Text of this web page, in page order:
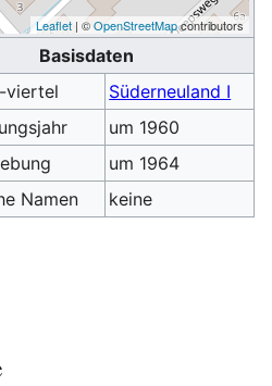
Leaflet | ©OpenStreetMapcontributors
Basisdaten
viertel
Süderneuland I
um 1960
um 1964
Namen
keine